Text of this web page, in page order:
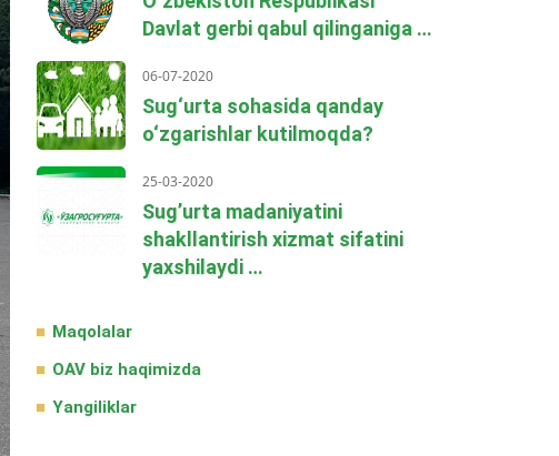
Davlat gerbi qabul qilinganiga …
06-07-2020
Sug‘urta sohasida qanday
o‘zgarishlar kutilmoqda?
25-03-2020
Sug’urta madaniyatini
shakllantirish xizmat sifatini
yaxshilaydi …
Maqolalar
OAV biz haqimizda
Yangiliklar